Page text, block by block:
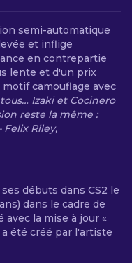
semi-automatique
et inflige
en contrepartie
lente et d'un prix
camouflage avec
Izaki et Cocinero
reste la même :
Felix Riley,
débuts dans CS2 le
dans le cadre de
avec la mise à jour «
été créé par l'artiste